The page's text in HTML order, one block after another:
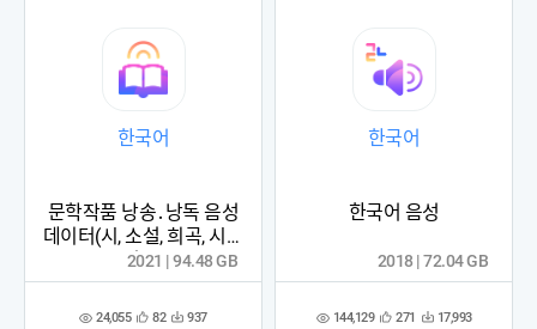
한국어
문학작품 낭송․낭독 음성
데이터(시, 소설, 희곡, 시나
리오)
조 24,055 관 82 다 937
2021 | 94.48 GB
한국어
한국어 음성
조 144,129 관 271 다 17,993
2018 | 72.04 GB